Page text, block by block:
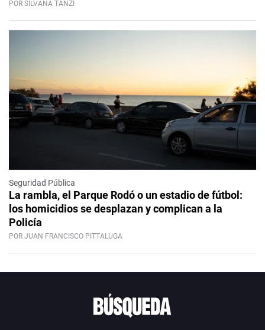
POR SILVANA TANZI
Seguridad Pública
La rambla, el Parque Rodó o un estadio de fútbol:
los homicidios se desplazan y complican a la
Policía
POR JUAN FRANCISCO PITTALUGA